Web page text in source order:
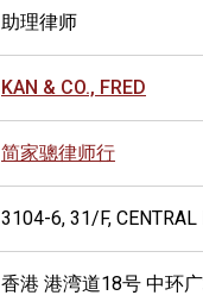
助理律师
KAN & CO., FRED
简家骢律师行
3104-6, 31/F, CENTRAL
香港 港湾道18号 中环